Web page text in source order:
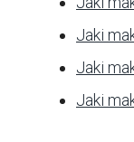
Jaki
Jaki
Jaki